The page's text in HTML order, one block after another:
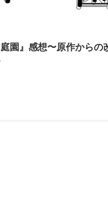
園』感想〜原作からの